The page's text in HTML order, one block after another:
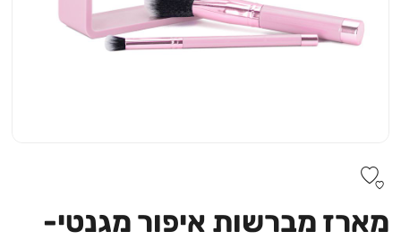
מארז מברשות איפור מגנטי-